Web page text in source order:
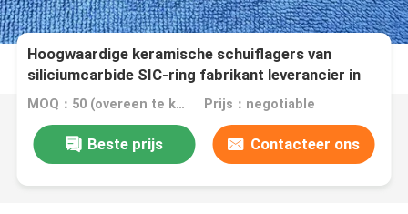
Hoogwaardige keramische schuiflagers van
siliciumcarbide SIC-ring fabrikant leverancier in
China
MOQ：50 (overeen te komen) PCs Prijs：negotiable
Beste prijs Contacteer ons